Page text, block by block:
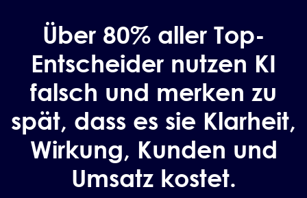
Über 80% aller Top-
Entscheider nutzen KI
falsch und merken zu
spät, dass es sie Klarheit,
Wirkung, Kunden und
Umsatz kostet.